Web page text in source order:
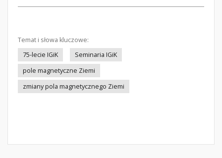
Temat i słowa kluczowe:
75-lecie IGiK
Seminaria IGiK
pole magnetyczne Ziemi
zmiany pola magnetycznego Ziemi